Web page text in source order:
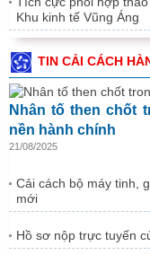
Khu kinh tế Vũng Áng
TIN CẢI CÁCH
Nhân tố then chốt
nền hành chính
21/08/2025
Cải cách bộ máy tinh,
mới
Hồ sơ nộp trực tuyến